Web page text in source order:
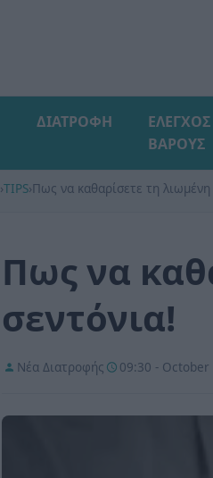
ΔΙΑΤΡΟΦΗ
ΕΛΕΓΧΟΣ
ΒΑΡΟΥΣ
›TIPS›Πως να καθαρίσετε τη
Πως να
σεντόνια!
Νέα Διατροφής 09:30 - October